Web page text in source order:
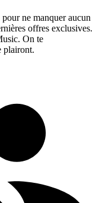
ne manquer aucun
offres exclusives.
On te
plairont.